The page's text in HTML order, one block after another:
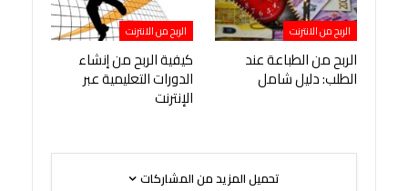
الربح من الانترنت
الربح من الطباعة عند
الطلب: دليل شامل
الربح من الانترنت
كيفية الربح من إنشاء
الدورات التعليمية عبر
الإنترنت
تحميل المزيد من المشاركات